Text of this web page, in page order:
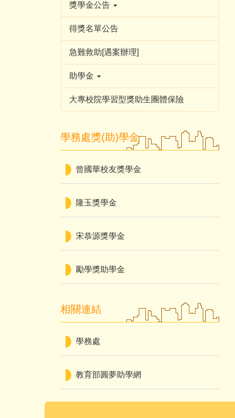
獎學金公告
得獎名單公告
急難救助[遇案辦理]
助學金
大專校院學習型獎助生團體保險
學務處獎(助)學金
曾國華校友獎學金
隆玉獎學金
宋恭源獎學金
勵學獎助學金
相關連結
學務處
教育部圓夢助學網